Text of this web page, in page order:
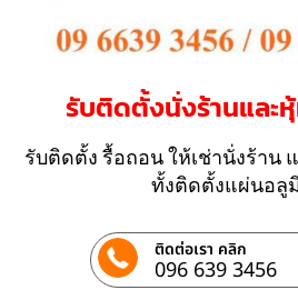
รับติดตั้งนั่งร้านและ
รับติดตั้ง รื้อถอน ให้เช่านั่งร้าน
ทั้งติดตั้งแผ่นอลู
ติดต่อเรา คลิก
096 639 3456